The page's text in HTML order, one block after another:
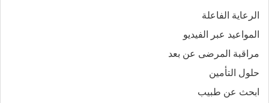
الرعاية الفاعلة
المواعيد عبر الفيديو
مراقبة المرضى عن بعد
حلول التأمين
ابحث عن طبيب